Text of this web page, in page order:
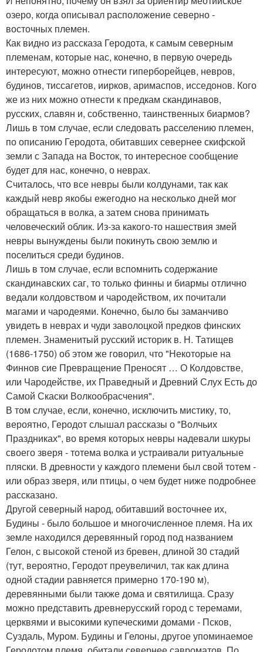
озеро, когда описывал расположение северно -
восточных племен.
Как видно из рассказа Геродота, к самым северным
племенам, которые нас, конечно, в первую очередь
интересуют, можно отнести гиперборейцев, невров,
будинов, тиссагетов, иирков, аримаспов, исседонов. Кого
же из них можно отнести к предкам скандинавов,
русских, славян и, собственно, таинственных биармов?
Лишь в том случае, если следовать расселению племен,
по описанию Геродота, обитавших севернее скифской
земли с Запада на Восток, то интересное сообщение
будет для нас, конечно, о неврах.
Считалось, что все невры были колдунами, так как
каждый невр якобы ежегодно на несколько дней мог
обращаться в волка, а затем снова принимать
человеческий облик. Из-за какого-то нашествия змей
невры вынуждены были покинуть свою землю и
поселиться среди будинов.
Лишь в том случае, если вспомнить содержание
скандинавских саг, то только финны и биармы отлично
ведали колдовством и чародейством, их почитали
магами и чародеями. Конечно, было бы заманчиво
увидеть в неврах и чуди заволоцкой предков финских
племен. Знаменитый русский историк в. Н. Татищев
(1686-1750) об этом же говорил, что "Некоторые на
Финнов сие Превращение Преносят … О Колдовстве,
или Чародействе, их Праведный и Древний Слух Есть до
Самой Скаски Волкообрасчения".
В том случае, если, конечно, исключить мистику, то,
вероятно, Геродот слышал рассказы о "Волчьих
Праздниках", во время которых невры надевали шкуры
своего зверя - тотема волка и устраивали ритуальные
пляски. В древности у каждого племени был свой тотем -
или образ зверя, или птицы, о чем будет ниже подробнее
рассказано.
Другой северный народ, обитавший восточнее их,
Будины - было большое и многочисленное племя. На их
земле находился деревянный город под названием
Гелон, с высокой стеной из бревен, длиной 30 стадий
(тут, вероятно, Геродот преувеличил, так как длина
одной стадии равняется примерно 170-190 м),
деревянными были также дома и святилища. Сразу
можно представить древнерусский город с теремами,
церквями и высокими купеческими домами - Псков,
Суздаль, Муром. Будины и Гелоны, другое упоминаемое